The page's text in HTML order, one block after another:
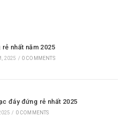
nhất năm 2025
2025 / 0 COMMENTS
đáy đứng rẻ nhất 2025
/ 0 COMMENTS